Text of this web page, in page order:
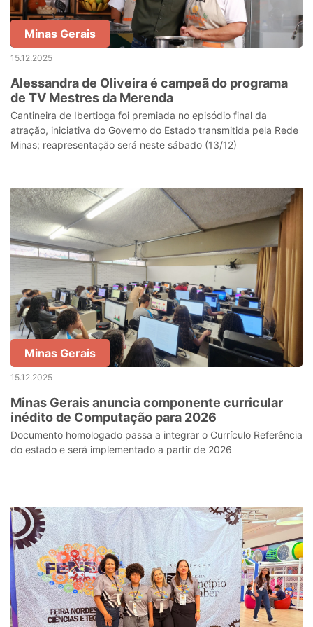
Minas Gerais
15.12.2025
Alessandra de Oliveira é campeã do programa
de TV Mestres da Merenda
Cantineira de Ibertioga foi premiada no episódio final da
atração, iniciativa do Governo do Estado transmitida pela Rede
Minas; reapresentação será neste sábado (13/12)
Minas Gerais
15.12.2025
Minas Gerais anuncia componente curricular
inédito de Computação para 2026
Documento homologado passa a integrar o Currículo Referência
do estado e será implementado a partir de 2026